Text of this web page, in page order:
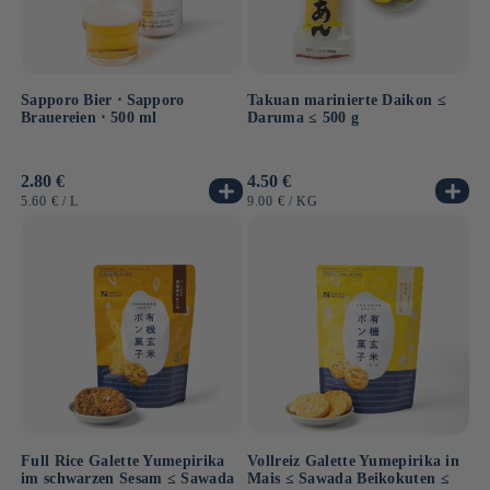
Sapporo Bier ⋅ Sapporo
Brauereien ⋅ 500 ml
Normaler
Preis
2.80 €
GRUNDPREIS
5.60 € / PRO
L
Takuan marinierte Daikon ≤
Daruma ≤ 500 g
Normaler
Preis
4.50 €
GRUNDPREIS
9.00 € / PRO
KG
Full Rice Galette Yumepirika
im schwarzen Sesam ≤ Sawada
Vollreiz Galette Yumepirika in
Mais ≤ Sawada Beikokuten ≤